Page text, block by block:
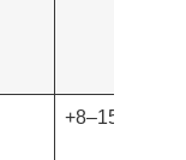
+8–15 €/j